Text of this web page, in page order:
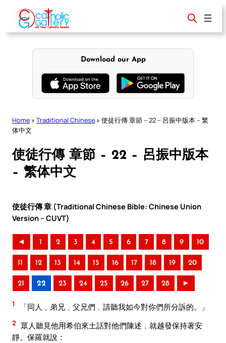
content
Download our App
Home » Traditional Chinese » 使徒行傳 章節 – 22 – 呂振中版本 – 繁
体中文
使徒行傳 章節 – 22 – 呂振中版本
– 繁体中文
使徒行傳 章 (Traditional Chinese Bible: Chinese Union
Version – CUVT)
◄ 1 2 3 4 5 6 7 8 9 10
11 12 13 14 15 16 17 18 19 20
21 22 23 24 25 26 27 28 ►
1 「同人﹑弟兄﹑父兄們﹐請聽我如今對你們所分訴的。」
2
眾人聽見他用希伯來土話對他們陳述﹐就越發保持著安
靜。保羅就說：